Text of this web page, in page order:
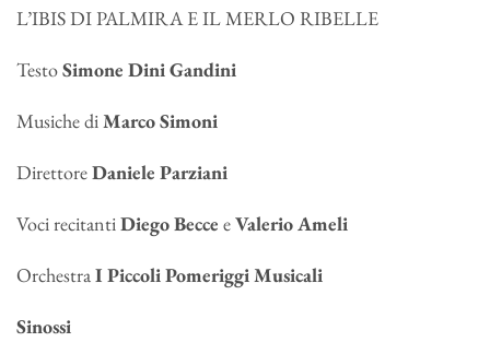
L’IBIS DI PALMIRA E IL MERLO RIBELLE
TestoSimone Dini Gandini
Musiche diMarco Simoni
DirettoreDaniele Parziani
Voci recitantiDiego Becce eValerio Ameli
OrchestraI Piccoli Pomeriggi Musicali
Sinossi